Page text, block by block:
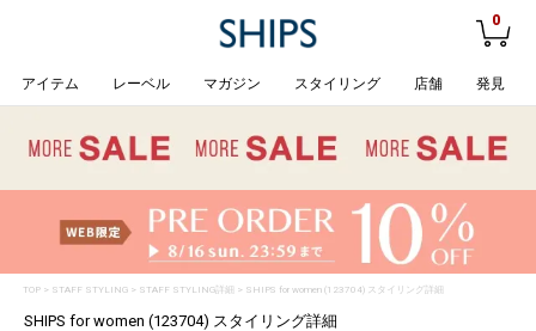
0
アイテム レーベル マガジン スタイリング 店舗 発見
TOP> STAFF STYLING> STAFF STYLING詳細 > SHIPS for women (123704) スタイリング詳細
SHIPS for women (123704) スタイリング詳細